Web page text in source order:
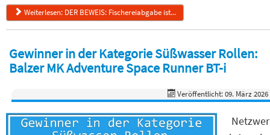
Weiterlesen: DER BEWEIS: Fischereiabgabe ist...
Gewinner in der Kategorie Süßwasser Rollen:
Balzer MK Adventure Space Runner BT-i
Veröffentlicht: 09. März 2026
Netzwer